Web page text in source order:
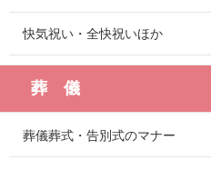
快気祝い・全快祝いほか
葬 儀
葬儀葬式・告別式のマナー